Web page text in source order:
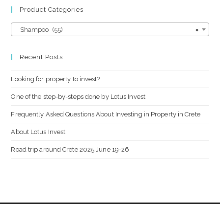
Product Categories
×
Shampoo (55)
Recent Posts
Looking for property to invest?
One of the step-by-steps done by Lotus Invest
Frequently Asked Questions About Investing in Property in Crete
About Lotus Invest
Road trip around Crete 2025 June 19-26